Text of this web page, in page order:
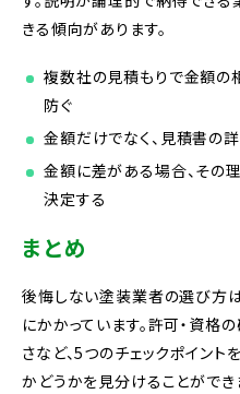
きる傾向があります。
複数社の見積もりで金額の
防ぐ
金額だけでなく、見積書の
金額に差がある場合、その
決定する
まとめ
後悔しない塗装業者の選び方
にかかっています。許可・資格
さなど、5つのチェックポイント
かどうかを見分けることができ